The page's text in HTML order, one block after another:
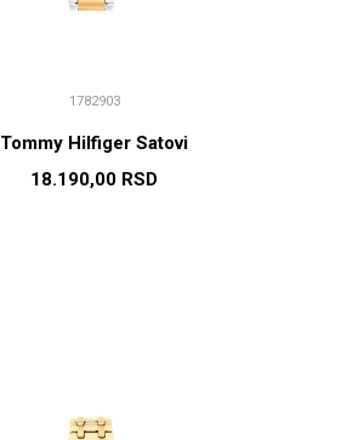
1782903
Tommy Hilfiger Satovi
18.190,00 RSD